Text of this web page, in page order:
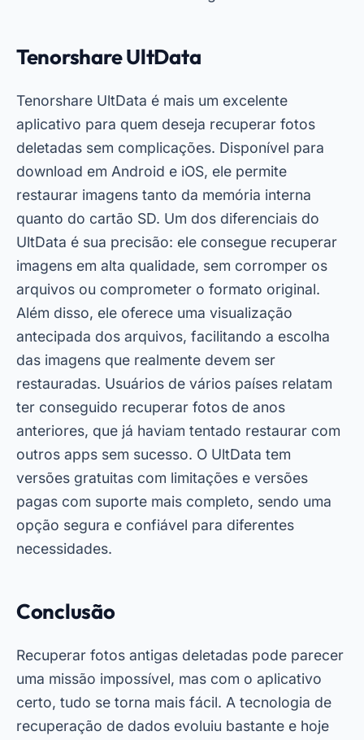
Tenorshare UltData
Tenorshare UltData é mais um excelente
aplicativo para quem deseja recuperar fotos
deletadas sem complicações. Disponível para
download em Android e iOS, ele permite
restaurar imagens tanto da memória interna
quanto do cartão SD. Um dos diferenciais do
UltData é sua precisão: ele consegue recuperar
imagens em alta qualidade, sem corromper os
arquivos ou comprometer o formato original.
Além disso, ele oferece uma visualização
antecipada dos arquivos, facilitando a escolha
das imagens que realmente devem ser
restauradas. Usuários de vários países relatam
ter conseguido recuperar fotos de anos
anteriores, que já haviam tentado restaurar com
outros apps sem sucesso. O UltData tem
versões gratuitas com limitações e versões
pagas com suporte mais completo, sendo uma
opção segura e confiável para diferentes
necessidades.
Conclusão
Recuperar fotos antigas deletadas pode parecer
uma missão impossível, mas com o aplicativo
certo, tudo se torna mais fácil. A tecnologia de
recuperação de dados evoluiu bastante e hoje